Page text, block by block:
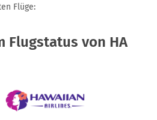
Flüge:
Flugstatus von HA